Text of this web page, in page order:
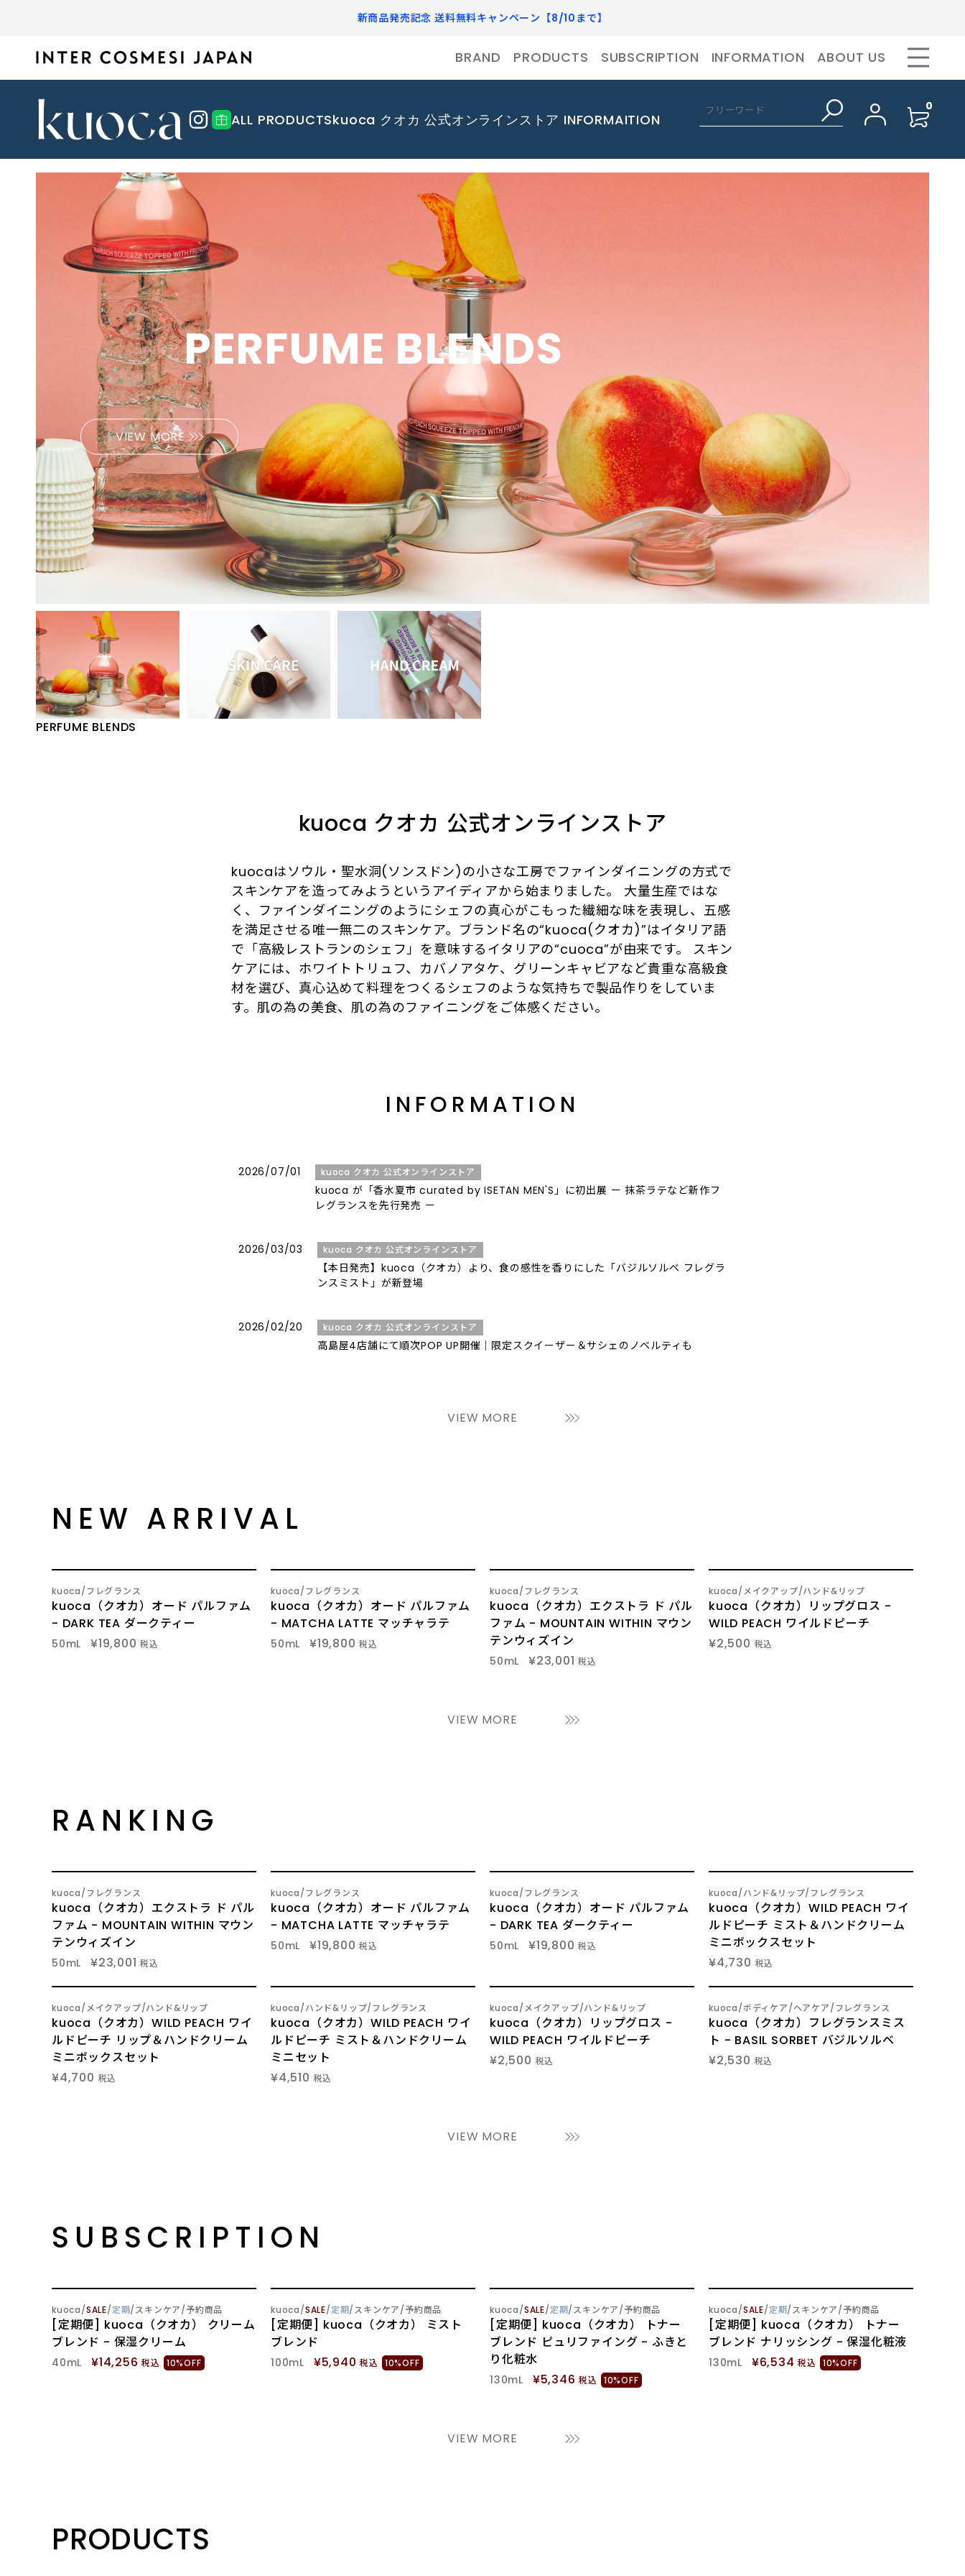
新商品発売記念 送料無料キャンペーン【8/10まで】
0
BRAND
SUBSCRIPTION
MY PAGE
LOGIN
SHOPPING GUIDE
お買い物方法につきましてはこちらでご確
認ください。
FAQ
SHOPに関するよくあるご質問はこちらで
ご確認ください。
BRAND PRODUCTS SUBSCRIPTION INFORMATION ABOUT US
ALL PRODUCTSkuoca クオカ 公式オンラインストア INFORMAITION
kuoca クオカ 公式オンラインストア
kuocaはソウル・聖水洞(ソンスドン)
の小さな工房でファインダイニングの
方式でスキンケアを造ってみようとい
うアイディアから始まりました。 大量
生産ではなく、ファインダイニングの
ようにシェフの真心がこもった繊細な
味を表現し、五感を満足させる唯一無
二のスキンケア。ブランド名
の“kuoca(クオカ)”はイタリア語で
「高級レストランのシェフ」を意味す
るイタリアの“cuoca”が由来です。 ス
キンケアには、ホワイトトリュフ、カ
バノアタケ、グリーンキャビアなど貴
重な高級食材を選び、真心込めて料理
をつくるシェフのような気持ちで製品
作りをしています。肌の為の美食、肌
の為のファイニングをご体感くださ
い。
RboW アールボウ 公式オンラインス
RboW(アールボウ）は、香りやパッ
ケージデザインを通して日々の生活に
アートを取り入れ、 自身そのものをア
ーティスティックに表現することを提
案するアートプラットフォームブラン
虹を意味し、多くの人が愛する自然現
象である虹のように、 「RboW」のア
イテムを手にしたとき"美しい偶然" "嬉
しい出逢い" を感じてもらいたいとい
う願いが込められています。 日常に溶
け込む「RboW」の香りは、不要な要
素を省き直感的でシンプル。 最も身近
なARTとなり得る、ボディケアやフレ
グランス、インテリア雑貨などを取り
揃えております。
HEMET ヘメット 公式オンラインスト
ア
へメット
HEMET［へメット］ - 日常を感覚の
旅へと変える香り - 素材本来の香りと
安全な成分にこだわり、より完成度の
高いプロダクトを目指しながら 装飾性
よりも実用性を重視し、日常に寄り添
が記憶と感覚を刺激し、日常のひとと
きを特別な瞬間へと変え、 ささやかな
癒しをもらたします。 深呼吸をしたく
なるようなクリーンで純粋な香りは、
実用を超えて完成に届く体験。 静かな
存在感で一日に深みを添えます。
nahes ナフ 公式オンラインストア
と同時に、ドイツ語で「⾝近なもの」
を意味する⾔葉にも由来しています。
ブランド哲学として、ラグジュアリー
や過度に洗練された美しさではなく、
不完全さや本能‧直感から⽣まれる魅
⼒に価値を⾒出しています。⾹りづく
りにおいてイ‧セハン⽒が最後まで譲
らなかった基準は、「直感的であるこ
と」と「セクシーであること」の⼆つ
でした。説明を必要とせず、⾹りを嗅
いだ瞬間に情景や感情 が⽴ち上がる⾹
SHANGPREE シャンプリー 公式オン
ラインストア
「SHANGPREE」は、1990年に韓国・
ソウルで誕生したスパ・エステ発のプ
レミアムスキンケアブランドです。創
業以来30年以上、トップクラスのエス
テティシャンが在籍するスパとして
数々の受賞歴を持ち、その技術とノウ
ハウを基盤に製品開発を行っていま
す。 「肌本来の力を引き出す“本質的
な美しさ”の追求」を理念に掲げ、厳選
成分の組み合わせと独自処方によっ
て、プロフェッショナルレベルのスキ
ンケア体験をご自宅でも再現できる製
品を展開しています。 ブランドの象徴
であるフェイスマスクをはじめ、クレ
ンジング、セラム、クリームなど幅広
いラインナップをご用意。肌悩みに応
じて選べる「AAプログラム」「CCプ
ログラム」などの段階別ケアは、韓国
国内のみならず、海外の高級ホテルス
パやビューティーサロンでも採用され
ています。 敏感肌からエイジングケア
まで対応できる汎用性の高さと、スパ
由来の心地よい使用感が支持され、現
feelxo ピルソ 公式オンラインストア
に優しい製品作りをしています。さま
ざまな肌タイプのお客さまが使用でき
るよう、刺激のないマイルドな成分に
こだわり、研究を重ねています。そこ
でfeelxoが最も注目したのは、化粧品
の基本となる水です。精製水ではなく
グラシアウォーター(氷河⽔)で作られ
たスキンケアをはじめメイクアップ製
品を開発。 氷河水は、数万年前から形
成されていた外部汚染されていない最
も【純粋な水】とされており、 水より
５分の１以上小さい粒子によって肌へ
の浸透※1と肌の熱を冷ますとともに豊
かな活性水 素とミネラルで肌トラブル
を改善し透明感のある肌へ導きます。
※1 角質層まで
Portamento ポルタメント 公式オン
ラインストア
ポルタメント
“Portamento（ポルタメント）”と
は、滑らかに音程が変わることを意味
するイタリア語が 語源で、「移りゆく
美しさ」をテーマとしたクリーンビュ
ーティー・ブランドです。 自分にとっ
て本質的で、自然体でいられるモノを
見極めながら取り込んでいくことで、
快適 なライフスタイルを構築してい
く。グラデーションを描きながら「進
化」していく自分に、 ポジティブなイ
ンスピレーションとエナジーを与える
プロダクトを開発しています。
が可能な西洋ミツバチが主流になって
以来減少。 今では日本に1%以下しか存
在しないとも言われ「幻のハチミツ」
とも呼ばれています。 日本ミツバチの
蜜は、「百花蜜」と呼ばれコクが深く
濃厚な味わい。採蜜サイクルが長く、
蜜が熟成され、新鮮で透明感のある美
しい黄色のミツロウを生み出します。
また、刺激の強いプロポリスを作らな
いため、小さなお子様にもやさしいミ
ツロウです。ジャポンミエルは、その
ような日本ミツバチの魅力を、コスメ
demiflor デミフロー 公式オンライン
デミフロー
デミフロー（de mi flor）は、ニュー
ジーランド産の天然ゼオライトを配合
した韓国発のボディケアブランドで
す。 植物由来の成分で透明感と清潔感
のある肌へ導きます。 使用する空間の
雰囲気まで香り高くデザインする新し
いコンセプトのボディケアは、
「EWG」認証を取得したエコフレン
ドリーな製品。 ブランド名のデミフロ
ー（de mi flor）は、スペイン語で
「花のように美しい」という意味。 日
常を誠実で純粋な心で満たして過ごす
自分への賛辞。をスローガンとして掲
げています。
MAKE UP
メイクアップ
トレンドを賢く取り入れて「自分」が
磨けるメイクアイテムが見つかるか
も。キレイになるのが楽しくなる商品
を取り揃えています。
SKIN CARE
スキンケア
肌は環境やライフスタイル、食生活に
よって日々変わります。毎日のお手入
れが心地よく充実するようなこだわり
の商品をセレクトしています。
HAIR CARE
ヘアケア
艷やかな髪へのニーズを満たす。香り
から使い心地まで細部にこだわったア
イテムを取り揃えています。
HAND&LIP
手先のうるおいを保つ優れた効果と、
使いやすいテクスチャー。個性的な香
りで癒やされるハンドクリームを数多
く取り揃えています。
INTERIOR
インテリア
インテリアに溶け込むようなキャンド
ルやお香など日常を豊かに過ごす最適
なアイテムをラインナップ。自分だけ
の特別な瞬間を楽しみ、周りに印象を
与えることができるアイテムを取り揃
えています。
OUTLET／SALE
アウトレット/セール
人気のアイテムが見つかるかも。
使用期限間近の商品や箱なし、箱つぶ
れなどの訳あり商品から、間違えて多
く入荷してしまった商品まで…在庫限
りのアウトレット価格にてご提供いた
します。
雑貨
ちょっとそこまでの旅行、もしくは日
常に使える小物や、大切な人へのプレ
ゼントに最適なギフト用のお手提げな
どを取り揃えています。
SKIN CARE
スキンケア
肌は環境やライフスタイル、食生活に
よって日々変わります。毎日のお手入
れが心地よく充実するようなこだわり
の商品をセレクトしています。
BODY CARE
ボディケア
肌をうるおし、豊かな香りやテクスチ
ャーが特徴のボディローションやボデ
ィウォッシュを取り揃えています。好
きな香りに包まれて、日々ポジティブ
に過ごして。
FRAGRANCE
フレグランス
美食の経験を香りに込めたフレグラン
スは、まるで一皿のファインダイニン
グ料理のように嗅覚で味わう甘みと生
気、五感を満たすかつてない香りをブ
レンド。
OUTLET／SALE
人気のアイテムが見つかるかも。使用
期限間近の商品や箱なし、箱つぶれな
どの訳あり商品を在庫限りのアウトレ
ット価格にてご提供いたします。
PERFUME BLENDS
VIEW MORE
VIEW MORE
VIEW MORE
PERFUME BLENDS
kuoca クオカ 公式オンラインストア
kuocaはソウル・聖水洞(ソンスドン)の小さな工房でファインダイニングの方式で
スキンケアを造ってみようというアイディアから始まりました。 大量生産ではな
く、ファインダイニングのようにシェフの真心がこもった繊細な味を表現し、五感
を満足させる唯一無二のスキンケア。ブランド名の“kuoca(クオカ)”はイタリア語
で「高級レストランのシェフ」を意味するイタリアの“cuoca”が由来です。 スキン
ケアには、ホワイトトリュフ、カバノアタケ、グリーンキャビアなど貴重な高級食
材を選び、真心込めて料理をつくるシェフのような気持ちで製品作りをしていま
す。肌の為の美食、肌の為のファイニングをご体感ください。
INFORMATION
2026/07/01 kuoca クオカ 公式オンラインストア
kuoca が「香水夏市 curated by ISETAN MEN'S」に初出展 ー 抹茶ラテなど新作フ
レグランスを先行発売 ー
2026/03/03 kuoca クオカ 公式オンラインストア
【本日発売】kuoca（クオカ）より、食の感性を香りにした「バジルソルベ フレグラ
ンスミスト」が新登場
2026/02/20 kuoca クオカ 公式オンラインストア
高島屋4店舗にて順次POP UP開催｜限定スクイーザー＆サシェのノベルティも
VIEW MORE
NEW ARRIVAL
NEW
SOLD OUT
kuoca フレグランス
kuoca（クオカ）オード パルファム
- DARK TEA ダークティー
50mL ¥19,800 税込
NEW
kuoca フレグランス
kuoca（クオカ）オード パルファム
- MATCHA LATTE マッチャラテ
50mL ¥19,800 税込
NEW
kuoca フレグランス
kuoca（クオカ）エクストラ ド パル
ファム - MOUNTAIN WITHIN マウン
テンウィズイン
50mL ¥23,001 税込
NEW
kuoca メイクアップ ハンド&リップ
kuoca（クオカ）リップグロス -
WILD PEACH ワイルドピーチ
¥2,500 税込
VIEW MORE
RANKING
1/
kuoca フレグランス
kuoca（クオカ）エクストラ ド パル
ファム - MOUNTAIN WITHIN マウン
テンウィズイン
50mL ¥23,001 税込
2/
kuoca フレグランス
kuoca（クオカ）オード パルファム
- MATCHA LATTE マッチャラテ
50mL ¥19,800 税込
3/
kuoca フレグランス
kuoca（クオカ）オード パルファム
- DARK TEA ダークティー
50mL ¥19,800 税込
4/
kuoca ハンド&リップ フレグランス
kuoca（クオカ）WILD PEACH ワイ
ルドピーチ ミスト＆ハンドクリーム
ミニボックスセット
¥4,730 税込
5/
kuoca メイクアップ ハンド&リップ
kuoca（クオカ）WILD PEACH ワイ
ルドピーチ リップ＆ハンドクリーム
ミニボックスセット
¥4,700 税込
6/
kuoca ハンド&リップ フレグランス
kuoca（クオカ）WILD PEACH ワイ
ルドピーチ ミスト＆ハンドクリーム
ミニセット
¥4,510 税込
7/
kuoca メイクアップ ハンド&リップ
kuoca（クオカ）リップグロス -
WILD PEACH ワイルドピーチ
¥2,500 税込
8/
kuoca ボディケア ヘアケア フレグランス
kuoca（クオカ）フレグランスミス
ト - BASIL SORBET バジルソルベ
¥2,530 税込
VIEW MORE
SUBSCRIPTION
SOLD OUT
kuoca SALE 定期 スキンケア 予約商品
[定期便] kuoca（クオカ） クリーム
ブレンド - 保湿クリーム
40mL ¥14,256 税込 10%OFF
SOLD OUT
kuoca SALE 定期 スキンケア 予約商品
[定期便] kuoca（クオカ） ミスト
ブレンド
100mL ¥5,940 税込 10%OFF
SOLD OUT
kuoca SALE 定期 スキンケア 予約商品
[定期便] kuoca（クオカ） トナー
ブレンド ピュリファイング - ふきと
り化粧水
130mL ¥5,346 税込 10%OFF
SOLD OUT
kuoca SALE 定期 スキンケア 予約商品
[定期便] kuoca（クオカ） トナー
ブレンド ナリッシング - 保湿化粧液
130mL ¥6,534 税込 10%OFF
VIEW MORE
PRODUCTS